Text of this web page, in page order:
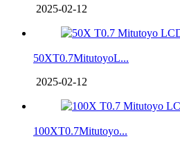
2025-02-12
50XT0.7MitutoyoL...
2025-02-12
100XT0.7Mitutoyo...